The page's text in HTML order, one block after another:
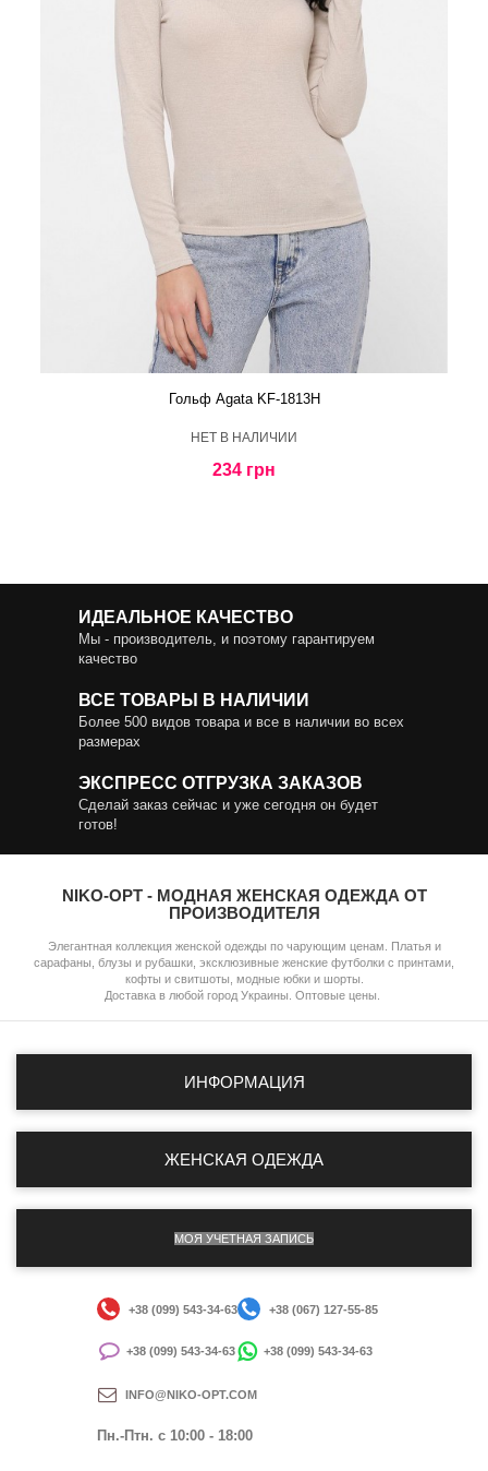
Гольф Agata KF-1813H
HЕТ В НАЛИЧИИ
234 грн
ИДЕАЛЬНОЕ КАЧЕСТВО
Мы - производитель, и поэтому гарантируем
качество
ВСЕ ТОВАРЫ В НАЛИЧИИ
Более 500 видов товара и все в наличии во всех
размерах
ЭКСПРЕСС ОТГРУЗКА ЗАКАЗОВ
Сделай заказ сейчас и уже сегодня он будет
готов!
NIKO-OPT - МОДНАЯ ЖЕНСКАЯ ОДЕЖДА ОТ
ПРОИЗВОДИТЕЛЯ
Элегантная коллекция женской одежды по чарующим ценам. Платья и
сарафаны, блузы и рубашки, эксклюзивные женские футболки с принтами,
кофты и свитшоты, модные юбки и шорты.
Доставка в любой город Украины. Оптовые цены.
ИНФОРМАЦИЯ
ЖЕНСКАЯ ОДЕЖДА
МОЯ УЧЕТНАЯ ЗАПИСЬ
+38 (099) 543-34-63 +38 (067) 127-55-85
+38 (099) 543-34-63 +38 (099) 543-34-63
INFO@NIKO-OPT.COM
Пн.-Птн. c 10:00 - 18:00